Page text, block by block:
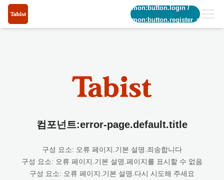
common:button.login/
common:button.register_short
컴포넌트:error-page.default.title
구성 요소: 오류 페이지.기본 설명.죄송합니다
구성 요소: 오류 페이지.기본 설명.페이지를 표시할 수 없음
구성 요소: 오류 페이지.기본 설명.다시 시도해 주세요